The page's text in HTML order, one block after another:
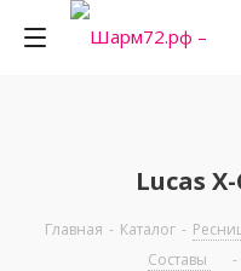
Lucas
Главная - Каталог -
Составы
-